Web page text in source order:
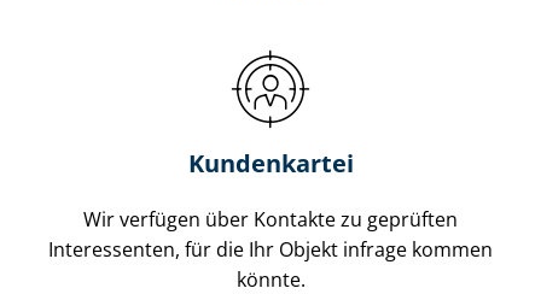
Kundenkartei
Wir verfügen über Kontakte zu geprüften
Interessenten, für die Ihr Objekt infrage kommen
könnte.